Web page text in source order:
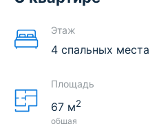
Этаж
4 спальных места
Площадь
67 м2
общая